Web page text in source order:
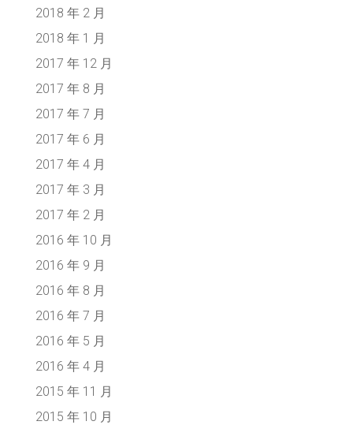
2018 年 2 月
2018 年 1 月
2017 年 12 月
2017 年 8 月
2017 年 7 月
2017 年 6 月
2017 年 4 月
2017 年 3 月
2017 年 2 月
2016 年 10 月
2016 年 9 月
2016 年 8 月
2016 年 7 月
2016 年 5 月
2016 年 4 月
2015 年 11 月
2015 年 10 月